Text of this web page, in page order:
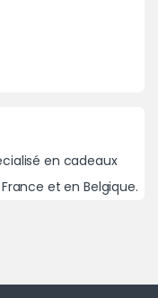
en cadeaux
et en Belgique.